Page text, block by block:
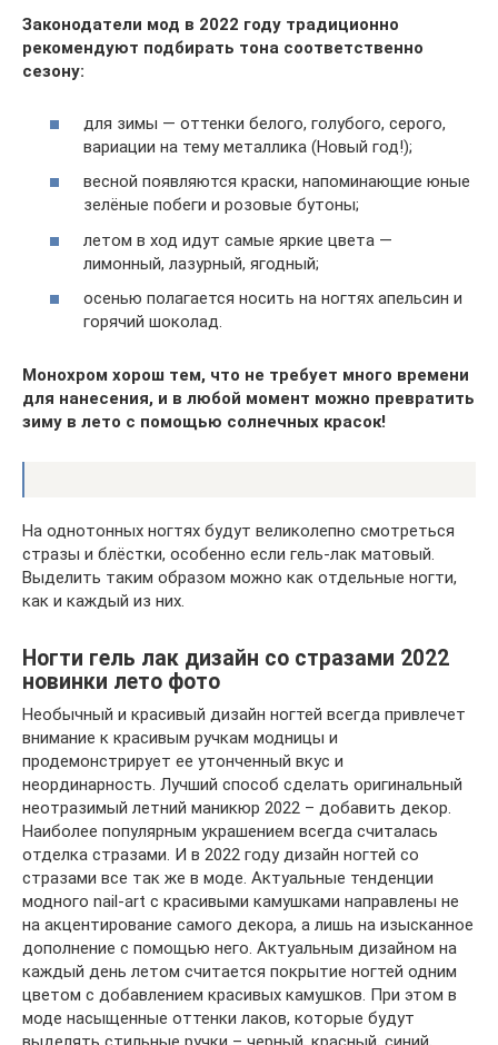
Законодатели мод в 2022 году традиционно
рекомендуют подбирать тона соответственно
сезону:
для зимы — оттенки белого, голубого, серого,
вариации на тему металлика (Новый год!);
весной появляются краски, напоминающие юные
зелёные побеги и розовые бутоны;
летом в ход идут самые яркие цвета —
лимонный, лазурный, ягодный;
осенью полагается носить на ногтях апельсин и
горячий шоколад.
Монохром хорош тем, что не требует много времени
для нанесения, и в любой момент можно превратить
зиму в лето с помощью солнечных красок!
На однотонных ногтях будут великолепно смотреться
стразы и блёстки, особенно если гель-лак матовый.
Выделить таким образом можно как отдельные ногти,
как и каждый из них.
Ногти гель лак дизайн со стразами 2022
новинки лето фото
Необычный и красивый дизайн ногтей всегда привлечет
внимание к красивым ручкам модницы и
продемонстрирует ее утонченный вкус и
неординарность. Лучший способ сделать оригинальный
неотразимый летний маникюр 2022 – добавить декор.
Наиболее популярным украшением всегда считалась
отделка стразами. И в 2022 году дизайн ногтей со
стразами все так же в моде. Актуальные тенденции
модного nail-art с красивыми камушками направлены не
на акцентирование самого декора, а лишь на изысканное
дополнение с помощью него. Актуальным дизайном на
каждый день летом считается покрытие ногтей одним
цветом с добавлением красивых камушков. При этом в
моде насыщенные оттенки лаков, которые будут